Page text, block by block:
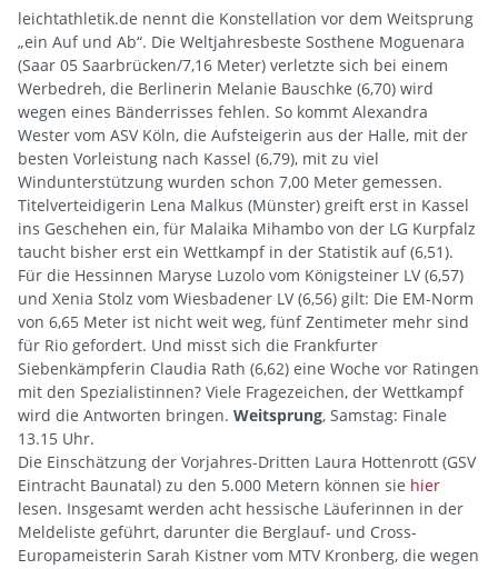
leichtathletik.de nennt die Konstellation vor dem Weitsprung
„ein Auf und Ab“. Die Weltjahresbeste Sosthene Moguenara
(Saar 05 Saarbrücken/7,16 Meter) verletzte sich bei einem
Werbedreh, die Berlinerin Melanie Bauschke (6,70) wird
wegen eines Bänderrisses fehlen. So kommt Alexandra
Wester vom ASV Köln, die Aufsteigerin aus der Halle, mit der
besten Vorleistung nach Kassel (6,79), mit zu viel
Windunterstützung wurden schon 7,00 Meter gemessen.
Titelverteidigerin Lena Malkus (Münster) greift erst in Kassel
ins Geschehen ein, für Malaika Mihambo von der LG Kurpfalz
taucht bisher erst ein Wettkampf in der Statistik auf (6,51).
Für die Hessinnen Maryse Luzolo vom Königsteiner LV (6,57)
und Xenia Stolz vom Wiesbadener LV (6,56) gilt: Die EM-Norm
von 6,65 Meter ist nicht weit weg, fünf Zentimeter mehr sind
für Rio gefordert. Und misst sich die Frankfurter
Siebenkämpferin Claudia Rath (6,62) eine Woche vor Ratingen
mit den Spezialistinnen? Viele Fragezeichen, der Wettkampf
wird die Antworten bringen. Weitsprung, Samstag: Finale
13.15 Uhr.
Die Einschätzung der Vorjahres-Dritten Laura Hottenrott (GSV
Eintracht Baunatal) zu den 5.000 Metern können sie hier
lesen. Insgesamt werden acht hessische Läuferinnen in der
Meldeliste geführt, darunter die Berglauf- und Cross-
Europameisterin Sarah Kistner vom MTV Kronberg, die wegen